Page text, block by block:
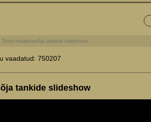
Teise maailmasõja tankide slideshow
vaadatud: 750207
tankide slideshow